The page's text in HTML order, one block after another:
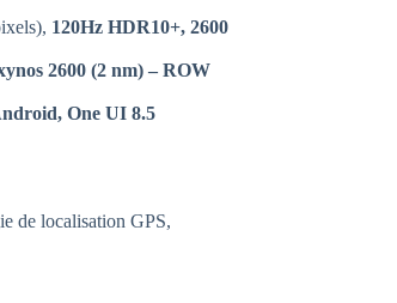
120Hz HDR10+, 2600
2600 (2 nm) – ROW
One UI 8.5
de localisation GPS,